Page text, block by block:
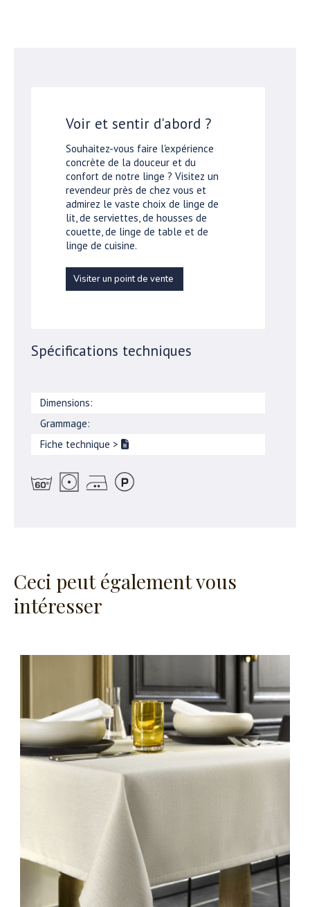
Voir et sentir d'abord ?
Souhaitez-vous faire l'expérience
concrète de la douceur et du
confort de notre linge ? Visitez un
revendeur près de chez vous et
admirez le vaste choix de linge de
lit, de serviettes, de housses de
couette, de linge de table et de
linge de cuisine.
Visiter un point de vente
Spécifications techniques
Dimensions:
Grammage:
Fiche technique >
Ceci peut également vous
intéresser